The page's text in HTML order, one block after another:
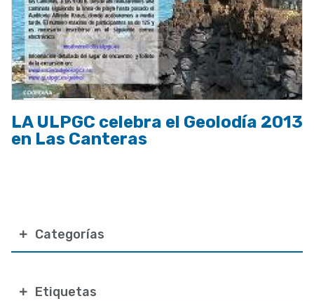
Categorías
Etiquetas
LA ULPGC celebra el Geolodía 2013
en Las Canteras